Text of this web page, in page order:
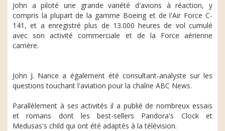
John a piloté une grande variété d'avions à réaction, y
compris la plupart de la gamme Boeing et de l'Air Force C-
141, et a enregistré plus de 13.000 heures de vol cumulé
avec son activité commerciale et de la Force aérienne
carrière.
John J. Nance a également été consultant-analyste sur les
questions touchant l'aviation pour la chaîne ABC News.
Parallèlement à ses activités il a publié de nombreux essais
et romans dont les best-sellers Pandora's Clock et
Medusas's child qui ont été adaptés à la télévision.